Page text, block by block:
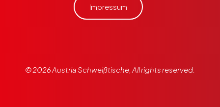
Impressum
© 2026 Austria Schweißtische, All rights reserved.